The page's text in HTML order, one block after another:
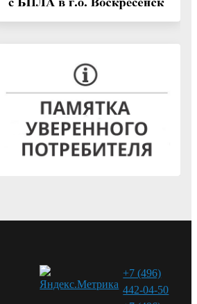
+7 (496)
442-04-50